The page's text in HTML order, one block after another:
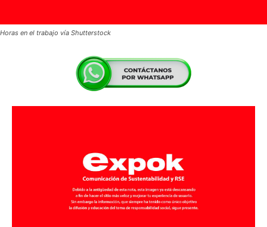
Horas en el trabajo vía Shutterstock